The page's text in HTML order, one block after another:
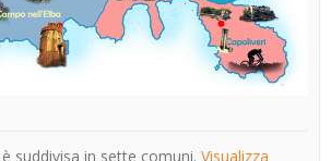
è suddivisa in sette comuni. Visualizza